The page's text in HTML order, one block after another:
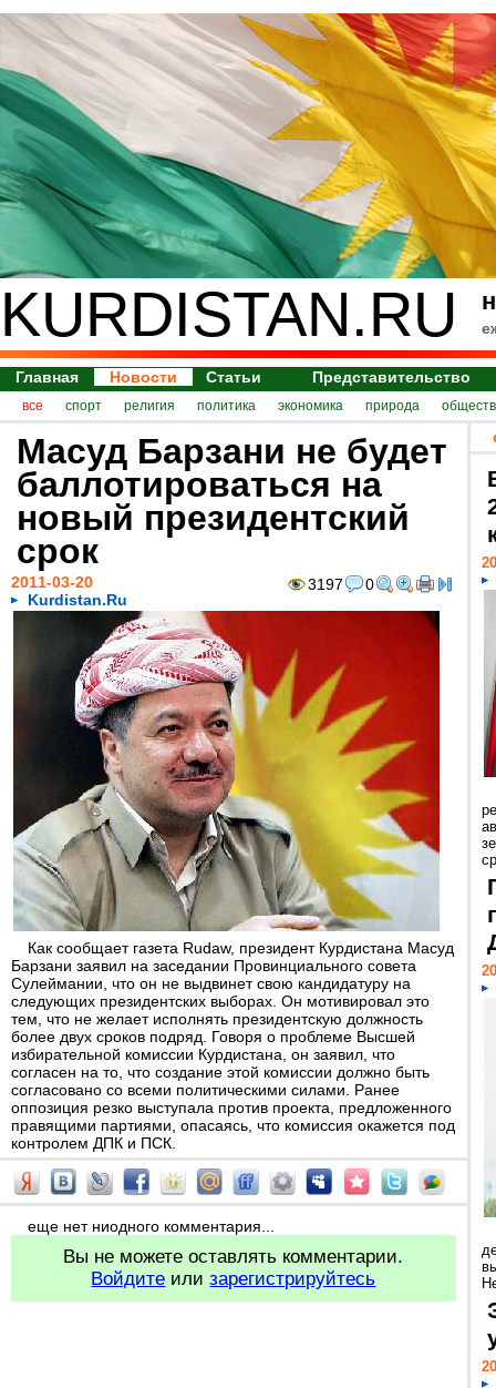
KURDISTAN.RU
Главная Новости Статьи Представительство
все спорт религия политика экономика природа
Масуд Барзани не будет
баллотироваться на
новый президентский
срок
3197 0
2011-03-20
Kurdistan.Ru
Как сообщает газета Rudaw, президент Курдистана Масуд
Барзани заявил на заседании Провинциального совета
Сулеймании, что он не выдвинет свою кандидатуру на
следующих президентских выборах. Он мотивировал это
тем, что не желает исполнять президентскую должность
более двух сроков подряд. Говоря о проблеме Высшей
избирательной комиссии Курдистана, он заявил, что
согласен на то, что создание этой комиссии должно быть
согласовано со всеми политическими силами. Ранее
оппозиция резко выступала против проекта, предложенного
правящими партиями, опасаясь, что комиссия окажется под
контролем ДПК и ПСК.
еще нет ниодного комментария...
Вы не можете оставлять комментарии.
Войдите илизарегистрируйтесь